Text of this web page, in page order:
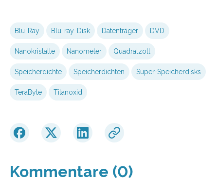
Blu-Ray Blu-ray-Disk Datenträger DVD
Nanokristalle Nanometer Quadratzoll
Speicherdichte Speicherdichten Super-Speicherdisks
TeraByte Titanoxid
Kommentare (0)